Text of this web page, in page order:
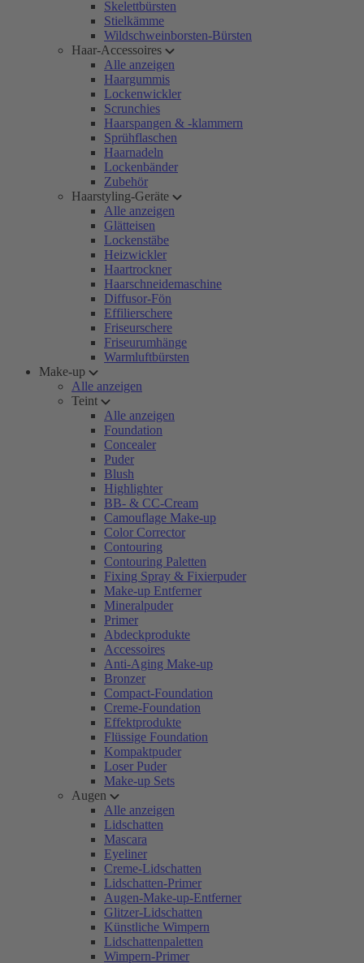
Skelettbürsten
Stielkämme
Wildschweinborsten-Bürsten
Haar-Accessoires
Alle anzeigen
Haargummis
Lockenwickler
Scrunchies
Haarspangen & -klammern
Sprühflaschen
Haarnadeln
Lockenbänder
Zubehör
Haarstyling-Geräte
Alle anzeigen
Glätteisen
Lockenstäbe
Heizwickler
Haartrockner
Haarschneidemaschine
Diffusor-Fön
Effilierschere
Friseurschere
Friseurumhänge
Warmluftbürsten
Make-up
Alle anzeigen
Teint
Alle anzeigen
Foundation
Concealer
Puder
Blush
Highlighter
BB- & CC-Cream
Camouflage Make-up
Color Corrector
Contouring
Contouring Paletten
Fixing Spray & Fixierpuder
Make-up Entferner
Mineralpuder
Primer
Abdeckprodukte
Accessoires
Anti-Aging Make-up
Bronzer
Compact-Foundation
Creme-Foundation
Effektprodukte
Flüssige Foundation
Kompaktpuder
Loser Puder
Make-up Sets
Augen
Alle anzeigen
Lidschatten
Mascara
Eyeliner
Creme-Lidschatten
Lidschatten-Primer
Augen-Make-up-Entferner
Glitzer-Lidschatten
Künstliche Wimpern
Lidschattenpaletten
Wimpern-Primer